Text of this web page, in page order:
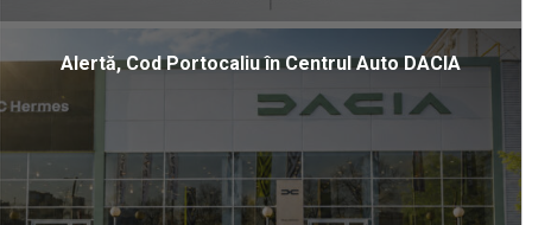
Alertă, Cod Portocaliu în Centrul Auto DACIA